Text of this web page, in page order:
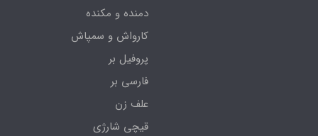
دمنده و مکنده
کارواش و سمپاش
پروفیل بر
فارسی بر
علف زن
قیچی شارژی